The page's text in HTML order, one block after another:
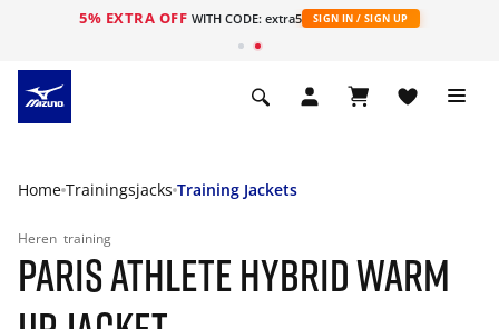
5% EXTRA OFF WITH CODE: extra5 SIGN IN / SIGN UP
Home Trainingsjacks Training Jackets
Heren training
PARIS ATHLETE HYBRID WARM